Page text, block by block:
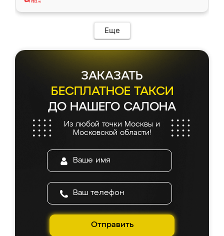
Еще
ЗАКАЗАТЬ
БЕСПЛАТНОЕ ТАКСИ
ДО НАШЕГО САЛОНА
Из любой точки Москвы и
Московской области!
Отправить